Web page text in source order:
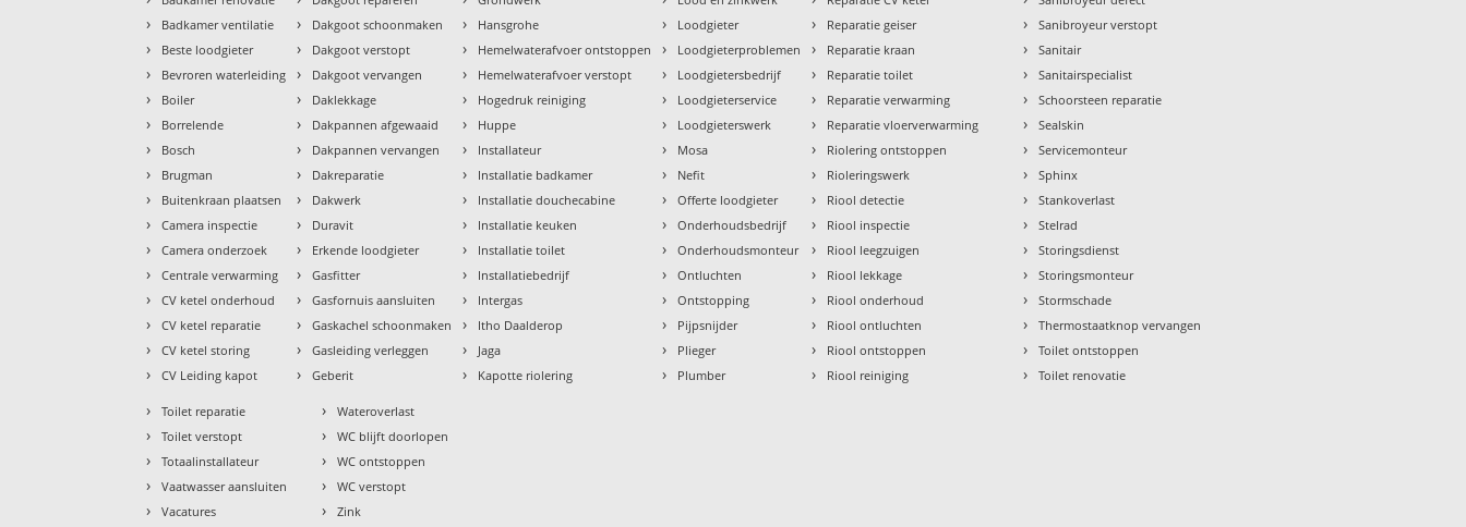
› Badkamer ventilatie
› Beste loodgieter
› Bevroren waterleiding
› Boiler
› Borrelende
› Bosch
› Brugman
› Buitenkraan plaatsen
› Camera inspectie
› Camera onderzoek
› Centrale verwarming
› CV ketel onderhoud
› CV ketel reparatie
› CV ketel storing
› CV Leiding kapot
› Dakgoot schoonmaken
› Dakgoot verstopt
› Dakgoot vervangen
› Daklekkage
› Dakpannen afgewaaid
› Dakpannen vervangen
› Dakreparatie
› Dakwerk
› Duravit
› Erkende loodgieter
› Gasfitter
› Gasfornuis aansluiten
› Gaskachel schoonmaken
› Gasleiding verleggen
› Geberit
› Hansgrohe
› Hemelwaterafvoer ontstoppen
› Hemelwaterafvoer verstopt
› Hogedruk reiniging
› Huppe
› Installateur
› Installatie badkamer
› Installatie douchecabine
› Installatie keuken
› Installatie toilet
› Installatiebedrijf
› Intergas
› Itho Daalderop
› Jaga
› Kapotte riolering
› Loodgieter
› Loodgieterproblemen
› Loodgietersbedrijf
› Loodgieterservice
› Loodgieterswerk
› Mosa
› Nefit
› Offerte loodgieter
› Onderhoudsbedrijf
› Onderhoudsmonteur
› Ontluchten
› Ontstopping
› Pijpsnijder
› Plieger
› Plumber
› Reparatie geiser
› Reparatie kraan
› Reparatie toilet
› Reparatie verwarming
› Reparatie vloerverwarming
› Riolering ontstoppen
› Rioleringswerk
› Riool detectie
› Riool inspectie
› Riool leegzuigen
› Riool lekkage
› Riool onderhoud
› Riool ontluchten
› Riool ontstoppen
› Riool reiniging
› Sanibroyeur verstopt
› Sanitair
› Sanitairspecialist
› Schoorsteen reparatie
› Sealskin
› Servicemonteur
› Sphinx
› Stankoverlast
› Stelrad
› Storingsdienst
› Storingsmonteur
› Stormschade
› Thermostaatknop vervangen
› Toilet ontstoppen
› Toilet renovatie
› Toilet reparatie
› Toilet verstopt
› Totaalinstallateur
› Vaatwasser aansluiten
› Vacatures
› Wateroverlast
› WC blijft doorlopen
› WC ontstoppen
› WC verstopt
› Zink